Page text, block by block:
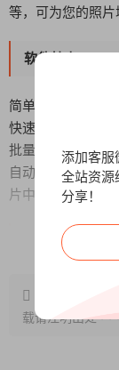
等，可为您的照片
软件特点
简单易用：软件界
快速处理：软件能
批量处理：软件支
自动优化：软件
片中的问题。
此版特点
by jason_jiang
基于Ashampoo
载请注明出处
添加客服
全站资源
分享！